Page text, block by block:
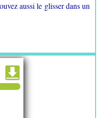
aussi le glisser dans un